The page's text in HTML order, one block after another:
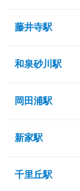
藤井寺駅
和泉砂川駅
岡田浦駅
新家駅
千里丘駅